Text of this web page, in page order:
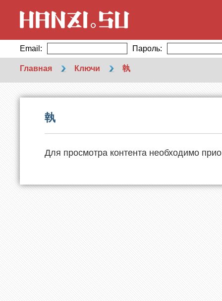
Email: Пароль:
Главная Ключи 執
執
Для просмотра контента необходимо